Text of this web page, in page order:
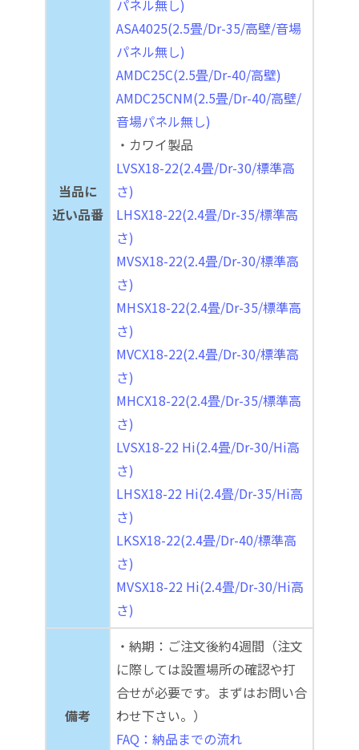
当品に
近い品番
パネル無し)
ASA4025(2.5畳/Dr-35/高壁/音場
パネル無し)
AMDC25C(2.5畳/Dr-40/高壁)
AMDC25CNM(2.5畳/Dr-40/高壁/
音場パネル無し)
・カワイ製品
LVSX18-22(2.4畳/Dr-30/標準高
さ)
LHSX18-22(2.4畳/Dr-35/標準高
さ)
MVSX18-22(2.4畳/Dr-30/標準高
さ)
MHSX18-22(2.4畳/Dr-35/標準高
さ)
MVCX18-22(2.4畳/Dr-30/標準高
さ)
MHCX18-22(2.4畳/Dr-35/標準高
さ)
LVSX18-22 Hi(2.4畳/Dr-30/Hi高
さ)
LHSX18-22 Hi(2.4畳/Dr-35/Hi高
さ)
LKSX18-22(2.4畳/Dr-40/標準高
さ)
MVSX18-22 Hi(2.4畳/Dr-30/Hi高
さ)
備考
・納期：ご注文後約4週間（注文
に際しては設置場所の確認や打
合せが必要です。まずはお問い合
わせ下さい。）
FAQ：納品までの流れ